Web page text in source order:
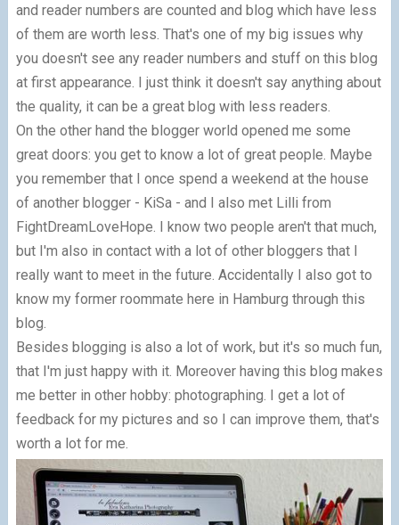
and reader numbers are counted and blog which have less
of them are worth less. That's one of my big issues why
you doesn't see any reader numbers and stuff on this blog
at first appearance. I just think it doesn't say anything about
the quality, it can be a great blog with less readers.
On the other hand the blogger world opened me some
great doors: you get to know a lot of great people. Maybe
you remember that I once spend a weekend at the house
of another blogger - KiSa - and I also met Lilli from
FightDreamLoveHope. I know two people aren't that much,
but I'm also in contact with a lot of other bloggers that I
really want to meet in the future. Accidentally I also got to
know my former roommate here in Hamburg through this
blog.
Besides blogging is also a lot of work, but it's so much fun,
that I'm just happy with it. Moreover having this blog makes
me better in other hobby: photographing. I get a lot of
feedback for my pictures and so I can improve them, that's
worth a lot for me.